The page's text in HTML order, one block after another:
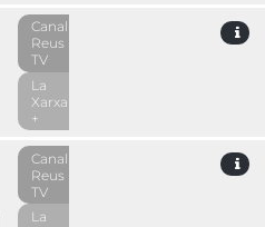
Canal
Reus
TV
La
Xarxa
+
Canal
Reus
TV
La